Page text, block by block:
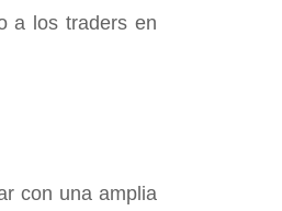
a los traders en
con una amplia